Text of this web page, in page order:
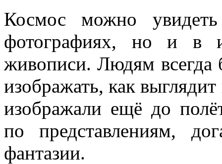
Космос можно
фотографиях, но и в
живописи. Людям всегда
изображать, как
изображали ещё до
по представлениям,
фантазии.